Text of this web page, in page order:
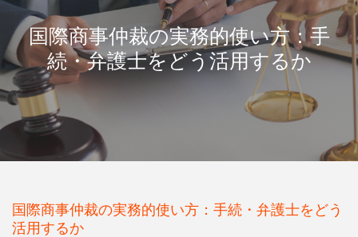
国際商事仲裁の実務的使い方：手
続・弁護士をどう活用するか
国際商事仲裁の実務的使い方：手続・弁護士をどう
活用するか